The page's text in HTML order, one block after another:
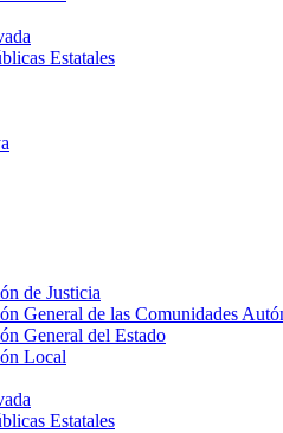
Estatales
de Justicia
General de las Comunidades
General del Estado
Local
Estatales